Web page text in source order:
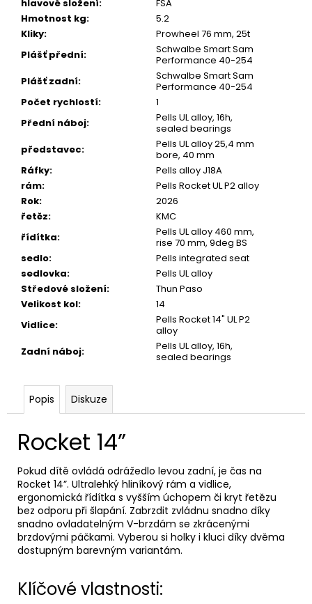
hlavové složení:
FSA
Hmotnost kg:
5.2
Kliky:
Prowheel 76 mm, 25t
Plášť přední:
Schwalbe Smart Sam
Performance 40-254
Plášť zadní:
Schwalbe Smart Sam
Performance 40-254
Počet rychlostí:
1
Přední náboj:
Pells UL alloy, 16h,
sealed bearings
představec:
Pells UL alloy 25,4 mm
bore, 40 mm
Ráfky:
Pells alloy J18A
rám:
Pells Rocket UL P2 alloy
Rok:
2026
řetěz:
KMC
řídítka:
Pells UL alloy 460 mm,
rise 70 mm, 9deg BS
sedlo:
Pells integrated seat
sedlovka:
Pells UL alloy
Středové složení:
Thun Paso
Velikost kol:
14
Vidlice:
Pells Rocket 14" UL P2
alloy
Zadní náboj:
Pells UL alloy, 16h,
sealed bearings
Popis Diskuze
Rocket 14”
Pokud dítě ovládá odrážedlo levou zadní, je čas na
Rocket 14”. Ultralehký hliníkový rám a vidlice,
ergonomická řídítka s vyšším úchopem či kryt řetězu
bez odporu při šlapání. Zabrzdit zvládnu snadno díky
snadno ovladatelným V-brzdám se zkrácenými
brzdovými páčkami. Vyberou si holky i kluci díky dvěma
dostupným barevným variantám.
Klíčové vlastnosti:
u